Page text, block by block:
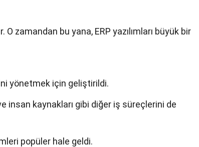
zamandan bu yana, ERP yazılımları büyük bir
yönetmek için geliştirildi.
insan kaynakları gibi diğer iş süreçlerini de
popüler hale geldi.